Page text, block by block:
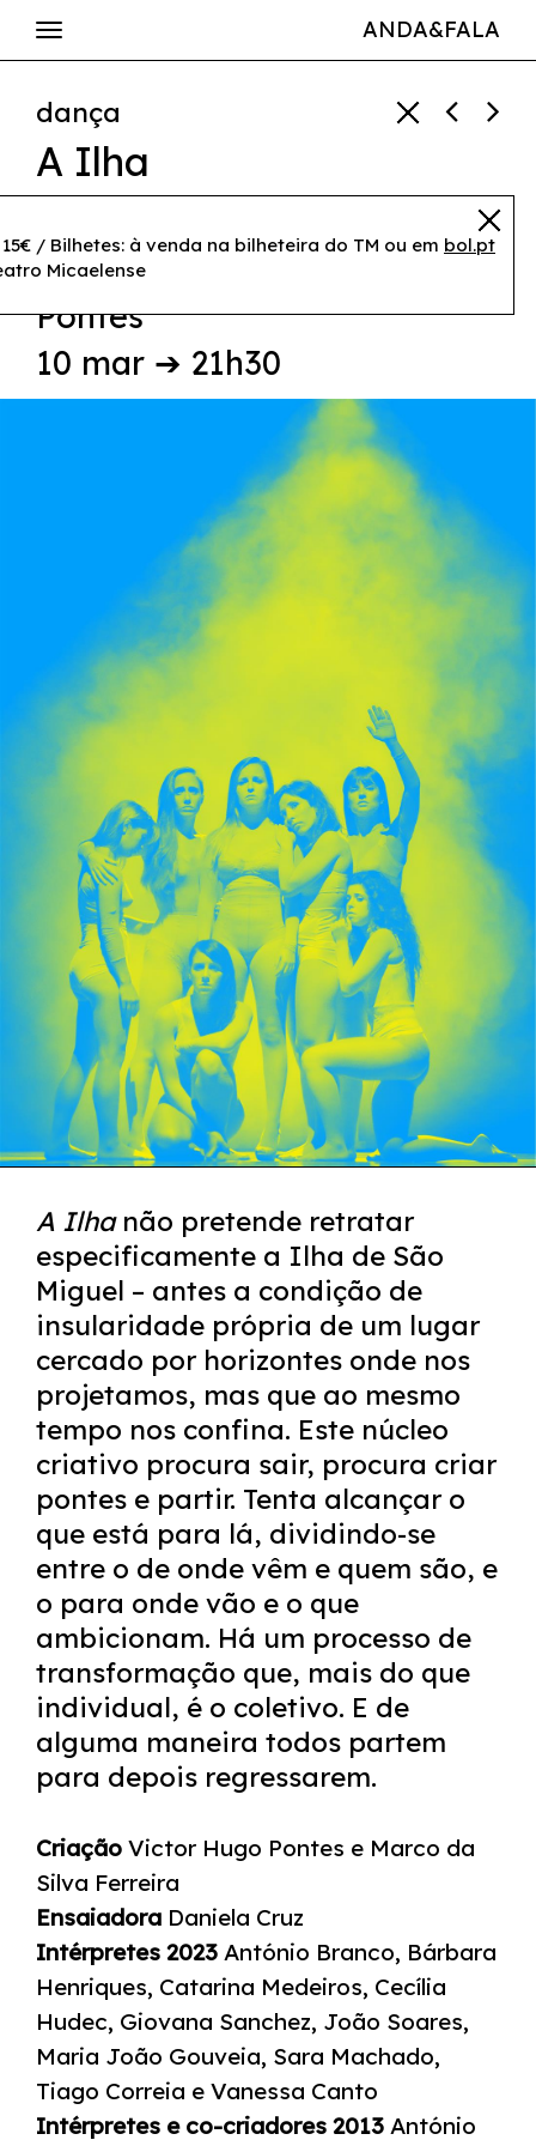
ANDA&FALA
dança
A Ilha
Performativas,Marco da
Silva Ferreira
Pontes
10 mar ➔ 21h30
A Ilha não pretende retratar
especificamente a Ilha de São
Miguel – antes a condição de
insularidade própria de um lugar
cercado por horizontes onde nos
projetamos, mas que ao mesmo
tempo nos confina. Este núcleo
criativo procura sair, procura criar
pontes e partir. Tenta alcançar o
que está para lá, dividindo-se
entre o de onde vêm e quem são, e
o para onde vão e o que
ambicionam. Há um processo de
transformação que, mais do que
individual, é o coletivo. E de
alguma maneira todos partem
para depois regressarem.
Criação Victor Hugo Pontes e Marco da
Silva Ferreira
Ensaiadora Daniela Cruz
Intérpretes 2023 António Branco, Bárbara
Henriques, Catarina Medeiros, Cecília
Hudec, Giovana Sanchez, João Soares,
Maria João Gouveia, Sara Machado,
Tiago Correia e Vanessa Canto
Intérpretes e co-criadores 2013 António
/ Bilhetes: à venda na bilheteira do TM ou em bol.pt
Micaelense